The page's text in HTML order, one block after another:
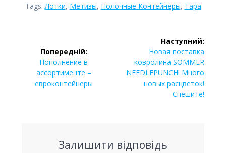
Tags:Лотки, Метизы, Полочные Контейнеры, Тара
записів
Попередній:
Попередній
запис:
Пополнение в
ассортименте –
евроконтейнеры
Наступний:
Наступний
запис:
Новая поставка
ковролина SOMMER
NEEDLEPUNCH! Много
новых расцветок!
Спешите!
Залишити відповідь